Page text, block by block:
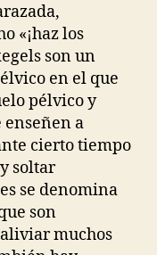
«¡haz los
son un
en el que
pélvico y
enseñen a
cierto tiempo
soltar
se denomina
son
muchos